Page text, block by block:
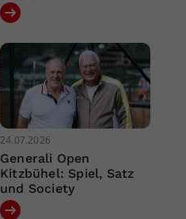
24.07.2026
Generali Open
Kitzbühel: Spiel, Satz
und Society